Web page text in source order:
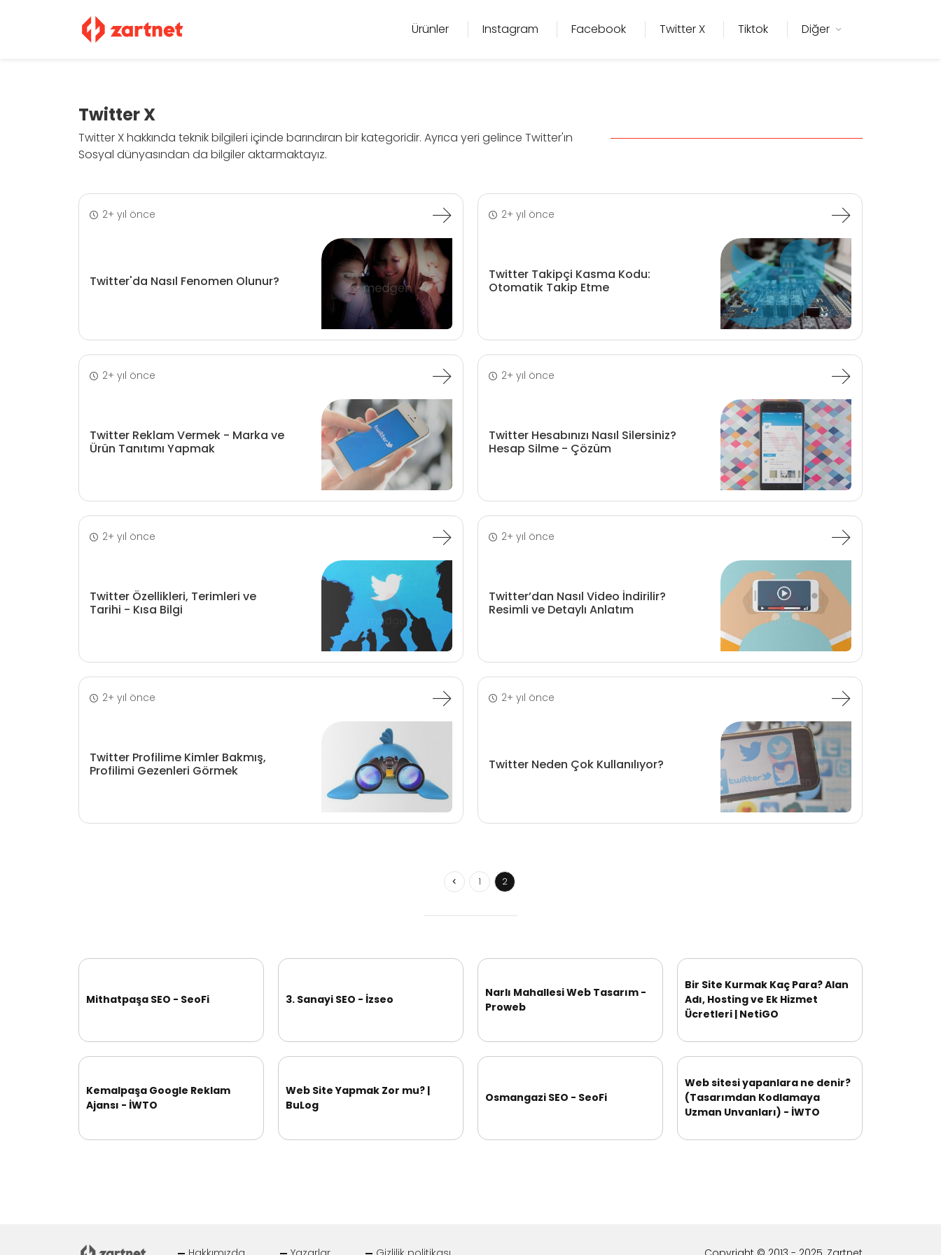
Ürünler Instagram Facebook Twitter X Tiktok Diğer
Twitter X
Twitter X hakkında teknik bilgileri içinde barındıran bir kategoridir. Ayrıca yeri gelince Twitter'ın
Sosyal dünyasından da bilgiler aktarmaktayız.
2+ yıl önce
Twitter'da Nasıl Fenomen Olunur?
2+ yıl önce
Twitter Takipçi Kasma Kodu:
Otomatik Takip Etme
2+ yıl önce
Twitter Reklam Vermek - Marka ve
Ürün Tanıtımı Yapmak
2+ yıl önce
Twitter Hesabınızı Nasıl Silersiniz?
Hesap Silme - Çözüm
2+ yıl önce
Twitter Özellikleri, Terimleri ve
Tarihi - Kısa Bilgi
2+ yıl önce
Twitter’dan Nasıl Video İndirilir?
Resimli ve Detaylı Anlatım
2+ yıl önce
Twitter Profilime Kimler Bakmış,
Profilimi Gezenleri Görmek
2+ yıl önce
Twitter Neden Çok Kullanılıyor?
1 2
Mithatpaşa SEO - SeoFi 3. Sanayi SEO - İzseo
Narlı Mahallesi Web Tasarım -
Proweb
Bir Site Kurmak Kaç Para? Alan
Adı, Hosting ve Ek Hizmet
Ücretleri | NetiGO
Kemalpaşa Google Reklam
Ajansı - İWTO
Web Site Yapmak Zor mu? |
BuLog
Osmangazi SEO - SeoFi
Web sitesi yapanlara ne denir?
(Tasarımdan Kodlamaya
Uzman Unvanları) - İWTO